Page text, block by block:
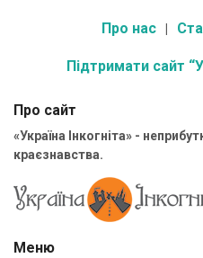
Про нас
Підтримати сайт
Про сайт
«Україна Інкогніта» -
краєзнавства.
Меню